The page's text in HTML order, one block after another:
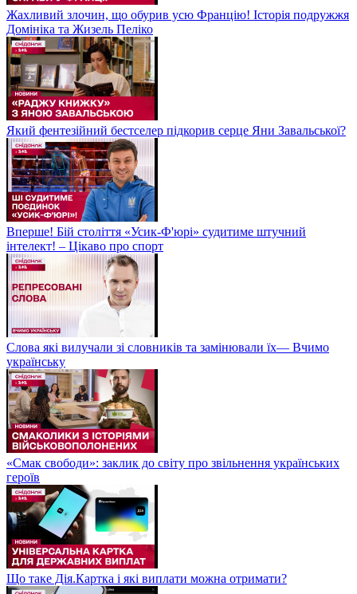
Жахливий злочин, що обурив усю Францію! Історія подружжя
Домініка та Жизель Пеліко
Який фентезійний бестселер підкорив серце Яни Завальської?
Вперше! Бій століття «Усик-Ф'юрі» судитиме штучний
інтелект! – Цікаво про спорт
Слова які вилучали зі словників та замінювали їх— Вчимо
українську
«Смак свободи»: заклик до світу про звільнення українських
героїв
Що таке Дія.Картка і які виплати можна отримати?